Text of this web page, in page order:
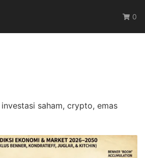
0
saham, crypto, emas